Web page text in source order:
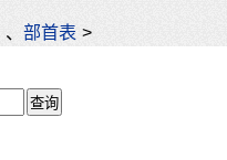
、部首表 >